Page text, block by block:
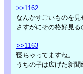
>>1162
なんかすごいものを見
さすがにその格好見る
>>1163
寝ちゃってますね。
うちの子は広げた新聞